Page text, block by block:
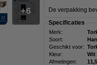
6
De verpakking
Specificaties
Merk:
Soort:
Geschikt voor:
Kleur:
Wit
Afmetingen: